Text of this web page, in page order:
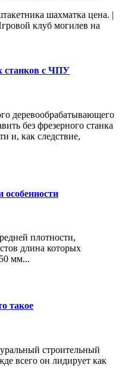
шахматка цена. |
клуб могилев на
станков с ЧПУ
деревообрабатывающего
без фрезерного станка
и, как следствие,
плотности,
длина которых
мм...
такое
строительный
всего он лидирует как